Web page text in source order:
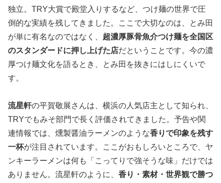
独立。TRY大賞で殿堂入りするなど、つけ麺の世界で圧
倒的な実績を残してきました。ここで大切なのは、とみ田
が単に有名なのではなく、 超濃厚豚骨魚介つけ麺を全国区
のスタンダードに押し上げた店だということです。今の濃
厚つけ麺文化を語るとき、とみ田を抜きにはしにくいで
す。
流星軒の平賀敬展さんは、横浜の人気店主として知られ、
TRYでもみそ部門で長く評価されてきました。予告や関
連情報では、燻製醤油ラーメンのような香りで印象を残す
一杯が注目されています。ここがおもしろいところで、ヤ
ンキーラーメンは何も「こってりで強そうな味」だけでは
ありません。流星軒のように、 香り・素材・世界観で勝つ